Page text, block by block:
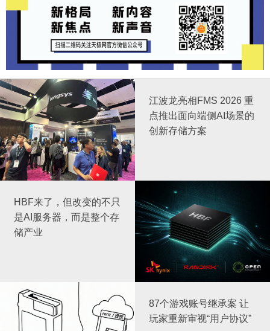
江波龙亮相FMS 2026 重
点推出面向端侧AI场景的
创新存储方案
HBF来了，但改变的不只
是AI服务器，而是整个存
储产业
87个游戏账号继承案 让
玩家重新审视“用户协议”